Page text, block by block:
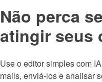
Não perca
atingir seus
Use o editor simples com
mails, enviá-los e analisar